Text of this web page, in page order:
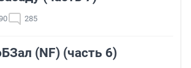
285
(NF) (часть 6)